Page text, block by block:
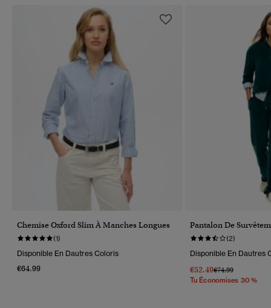
Chemise Oxford Slim À Manches Longues
(1)
Disponible En Dautres Coloris
€64.99
Pantalon De
(2)
Disponible En Dautres
€52.49Prix Réduit De
€74.99À
Tu Économises 30 %